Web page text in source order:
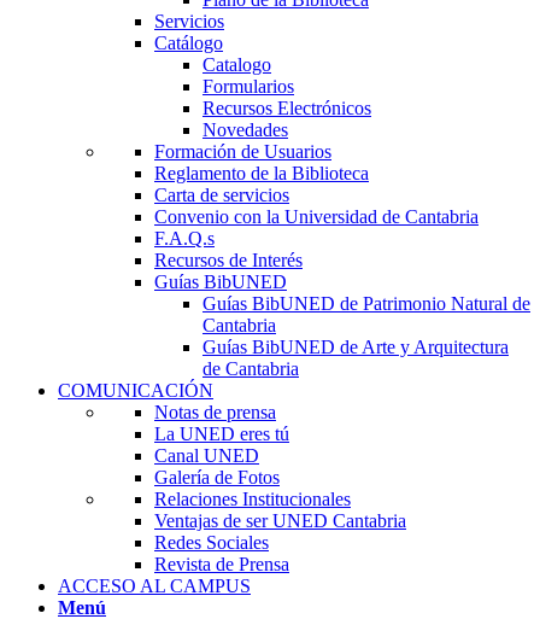
Servicios
Catálogo
Catalogo
Formularios
Recursos Electrónicos
Novedades
Formación de Usuarios
Reglamento de la Biblioteca
Carta de servicios
Convenio con la Universidad de Cantabria
F.A.Q.s
Recursos de Interés
Guías BibUNED
Guías BibUNED de Patrimonio Natural de
Cantabria
Guías BibUNED de Arte y Arquitectura
de Cantabria
COMUNICACIÓN
Notas de prensa
La UNED eres tú
Canal UNED
Galería de Fotos
Relaciones Institucionales
Ventajas de ser UNED Cantabria
Redes Sociales
Revista de Prensa
ACCESO AL CAMPUS
Menú